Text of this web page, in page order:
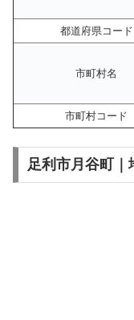
都道府県コード
市町村名
市町村コード
足利市月谷町｜